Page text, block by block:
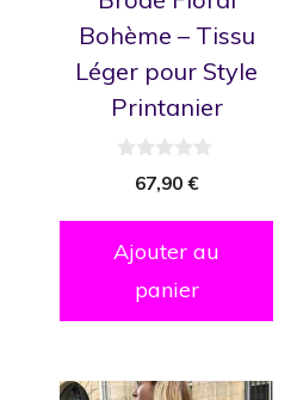
Bohème – Tissu
Léger pour Style
Printanier
5
67,90 €
Ajouter au
panier